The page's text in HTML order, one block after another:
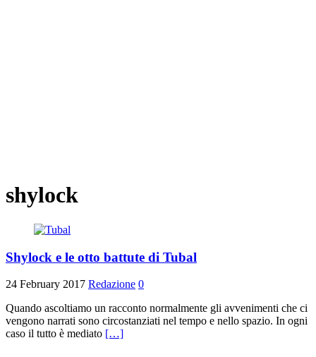
shylock
Shylock e le otto battute di Tubal
24 February 2017 Redazione 0
Quando ascoltiamo un racconto normalmente gli avvenimenti che ci
vengono narrati sono circostanziati nel tempo e nello spazio. In ogni
caso il tutto è mediato […]